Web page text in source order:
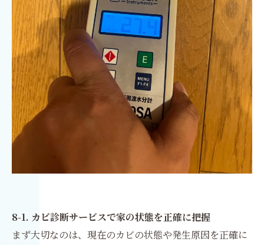
8-1. カビ診断サービスで家の状態を正確に把握
まず大切なのは、現在のカビの状態や発生原因を正確に